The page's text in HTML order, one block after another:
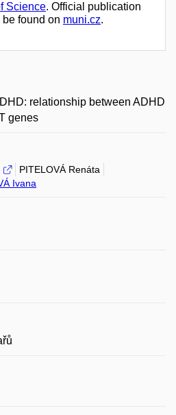
Science. Official publication
found on muni.cz.
relationship between ADHD
genes
PITELOVÁ Renáta
Ivana